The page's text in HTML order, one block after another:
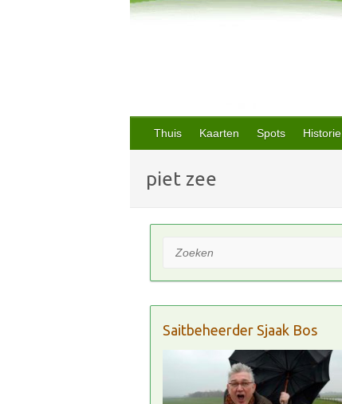
Thuis Kaarten Spots Historie
piet zee
Zoeken
Saitbeheerder Sjaak Bos